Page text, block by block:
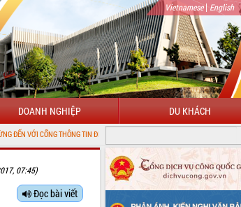
Vietnamese| English
DOANH NGHIỆP DU KHÁCH
TIN ĐIỆN TỬ TỈNH ĐẮK LẮK
07:45)
Đọc bài viết